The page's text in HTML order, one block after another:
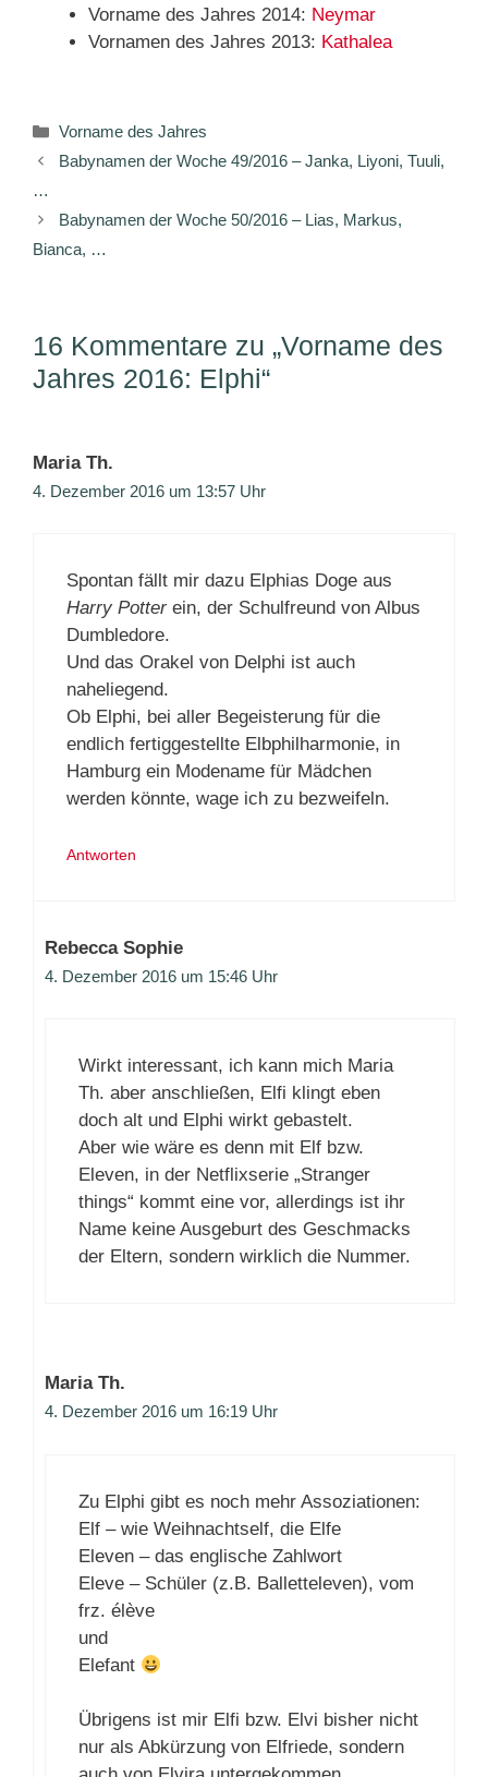
Vorname des Jahres 2014: Neymar
Vornamen des Jahres 2013: Kathalea
Kategorien
Vorname des Jahres
Babynamen der Woche 49/2016 – Janka, Liyoni, Tuuli,
…
Babynamen der Woche 50/2016 – Lias, Markus,
Bianca, …
16 Kommentare zu „Vorname des
Jahres 2016: Elphi“
Maria Th.
4. Dezember 2016 um 13:57 Uhr
Spontan fällt mir dazu Elphias Doge aus
Harry Potterein, der Schulfreund von Albus
Dumbledore.
Und das Orakel von Delphi ist auch
naheliegend.
Ob Elphi, bei aller Begeisterung für die
endlich fertiggestellte Elbphilharmonie, in
Hamburg ein Modename für Mädchen
werden könnte, wage ich zu bezweifeln.
Antworten
Rebecca Sophie
4. Dezember 2016 um 15:46 Uhr
Wirkt interessant, ich kann mich Maria
Th. aber anschließen, Elfi klingt eben
doch alt und Elphi wirkt gebastelt.
Aber wie wäre es denn mit Elf bzw.
Eleven, in der Netflixserie „Stranger
things“ kommt eine vor, allerdings ist ihr
Name keine Ausgeburt des Geschmacks
der Eltern, sondern wirklich die Nummer.
Maria Th.
4. Dezember 2016 um 16:19 Uhr
Zu Elphi gibt es noch mehr Assoziationen:
Elf – wie Weihnachtself, die Elfe
Eleven – das englische Zahlwort
Eleve – Schüler (z.B. Balletteleven), vom
frz. élève
und
Elefant
Übrigens ist mir Elfi bzw. Elvi bisher nicht
nur als Abkürzung von Elfriede, sondern